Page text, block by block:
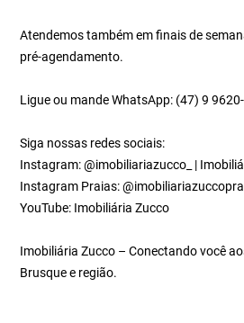
Atendemos também em finais de
pré-agendamento.
Ligue ou mande WhatsApp: (47) 9
Siga nossas redes sociais:
Instagram: @imobiliariazucco_ |
Instagram Praias:
YouTube: Imobiliária Zucco
Imobiliária Zucco – Conectando você
Brusque e região.